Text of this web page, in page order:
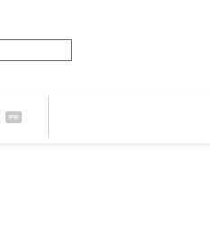
PR